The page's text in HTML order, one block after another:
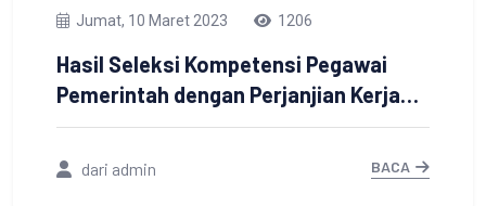
Jumat, 10 Maret 2023 1206
Hasil Seleksi Kompetensi Pegawai
Pemerintah dengan Perjanjian Kerja
Jabatan Fungsional Guru Dilingkungan
Pemerintah Kabupaten Tanah Laut
Tahun Anggaran 2022
dari admin BACA